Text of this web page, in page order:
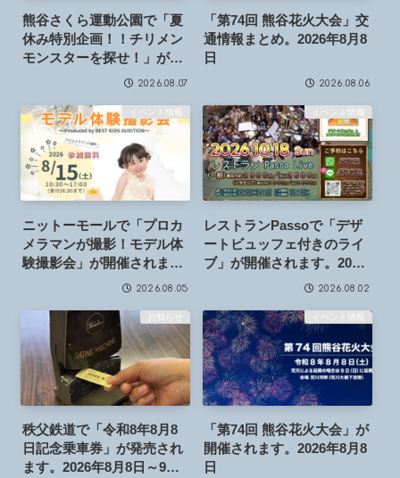
熊谷さくら運動公園で「夏
休み特別企画！！チリメン
モンスターを探せ！」が開
催されます。2026年8月9日
2026.08.07
「第74回 熊谷花火大会」交
通情報まとめ。2026年8月8
日
2026.08.06
イベント情報
ニットーモールで「プロカ
メラマンが撮影！モデル体
験撮影会」が開催されま
す。2026年8月15日2026.08.05
イベント情報
レストランPassoで「デザ
ートビュッフェ付きのライ
ブ」が開催されます。2026
2026.08.02
お知らせ
秩父鉄道で「令和8年8月8
日記念乗車券」が発売され
ます。2026年8月8日～9月9
イベント情報
「第74回 熊谷花火大会」が
開催されます。2026年8月8
日